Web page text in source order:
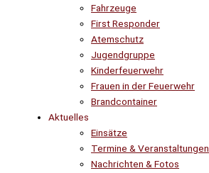
Fahrzeuge
First Responder
Atemschutz
Jugendgruppe
Kinderfeuerwehr
Frauen in der Feuerwehr
Brandcontainer
Aktuelles
Einsätze
Termine & Veranstaltungen
Nachrichten & Fotos